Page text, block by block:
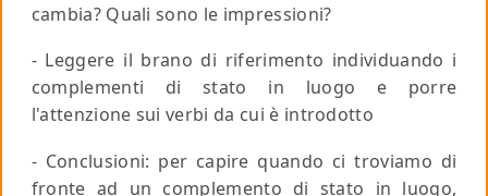
cambia? Quali sono le impressioni?
- Leggere il brano di riferimento individuando i
complementi di stato in luogo e porre
l'attenzione sui verbi da cui è introdotto
- Conclusioni: per capire quando ci troviamo di
fronte ad un complemento di stato in luogo,